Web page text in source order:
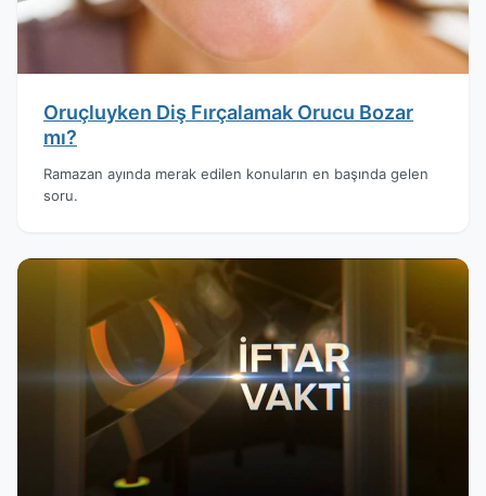
Oruçluyken Diş Fırçalamak Orucu Bozar
mı?
Ramazan ayında merak edilen konuların en başında gelen
soru.